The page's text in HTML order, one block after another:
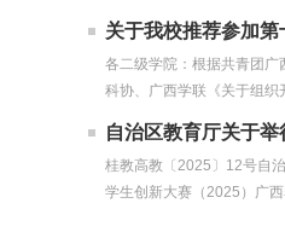
关于我校推荐参加
各二级学院：根据共青团广
科协、广西学联《关于组织
自治区教育厅关于
桂教高教〔2025〕12号自
学生创新大赛（2025）广西